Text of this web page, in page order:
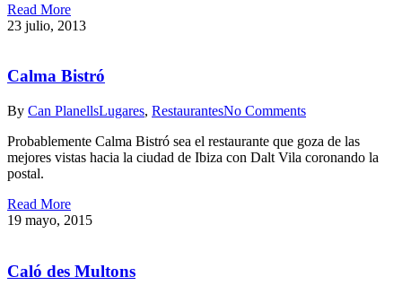
Read More
23 julio, 2013
Calma Bistró
By Can PlanellsLugares, RestaurantesNo Comments
Probablemente Calma Bistró sea el restaurante que goza de las
mejores vistas hacia la ciudad de Ibiza con Dalt Vila coronando la
postal.
Read More
19 mayo, 2015
Caló des Multons